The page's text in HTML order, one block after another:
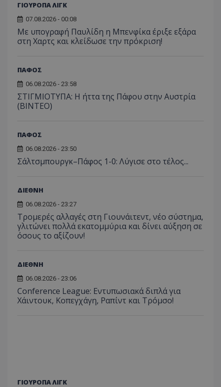
ΓΙΟΥΡΟΠΑ ΛΙΓΚ
07.08.2026 - 00:08
Με υπογραφή Παυλίδη η Μπενφίκα έριξε εξάρα
στη Χαρτς και κλείδωσε την πρόκριση!
ΠΑΦΟΣ
06.08.2026 - 23:58
ΣΤΙΓΜΙΟΤΥΠΑ: Η ήττα της Πάφου στην Αυστρία
(ΒΙΝΤΕΟ)
ΠΑΦΟΣ
06.08.2026 - 23:50
Σάλτσμπουργκ–Πάφος 1-0: Λύγισε στο τέλος...
ΔΙΕΘΝΗ
06.08.2026 - 23:27
Τρομερές αλλαγές στη Γιουνάιτεντ, νέο σύστημα,
γλιτώνει πολλά εκατομμύρια και δίνει αύξηση σε
όσους το αξίζουν!
ΔΙΕΘΝΗ
06.08.2026 - 23:06
Conference League: Εντυπωσιακά διπλά για
Χάιντουκ, Κοπεγχάγη, Ραπίντ και Τρόμσο!
ΓΙΟΥΡΟΠΑ ΛΙΓΚ